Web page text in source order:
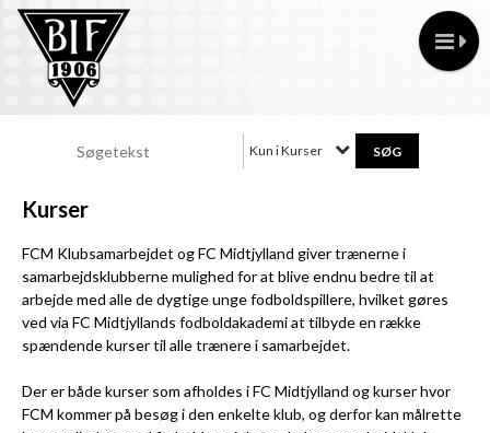
Kun i Kurser
Kurser
FCM Klubsamarbejdet og FC Midtjylland giver trænerne i
samarbejdsklubberne mulighed for at blive endnu bedre til at
arbejde med alle de dygtige unge fodboldspillere, hvilket gøres
ved via FC Midtjyllands fodboldakademi at tilbyde en række
spændende kurser til alle trænere i samarbejdet.
Der er både kurser som afholdes i FC Midtjylland og kurser hvor
FCM kommer på besøg i den enkelte klub, og derfor kan målrette